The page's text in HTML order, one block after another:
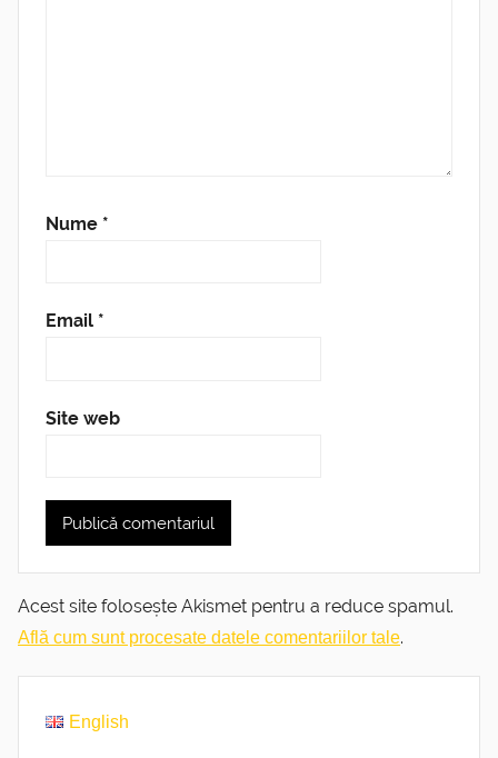
Nume *
Email *
Site web
Acest site folosește Akismet pentru a reduce spamul.
Află cum sunt procesate datele comentariilor tale.
English